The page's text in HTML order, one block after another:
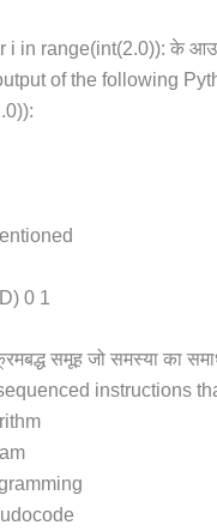
i in range(int(2.0)): के
of the following
0 1
समूह जो समस्या का
instructions